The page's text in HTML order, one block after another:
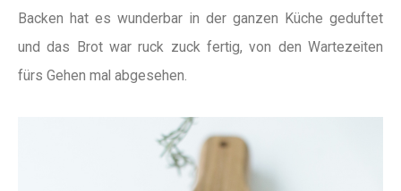
Backen hat es wunderbar in der ganzen Küche geduftet
und das Brot war ruck zuck fertig, von den Wartezeiten
fürs Gehen mal abgesehen.